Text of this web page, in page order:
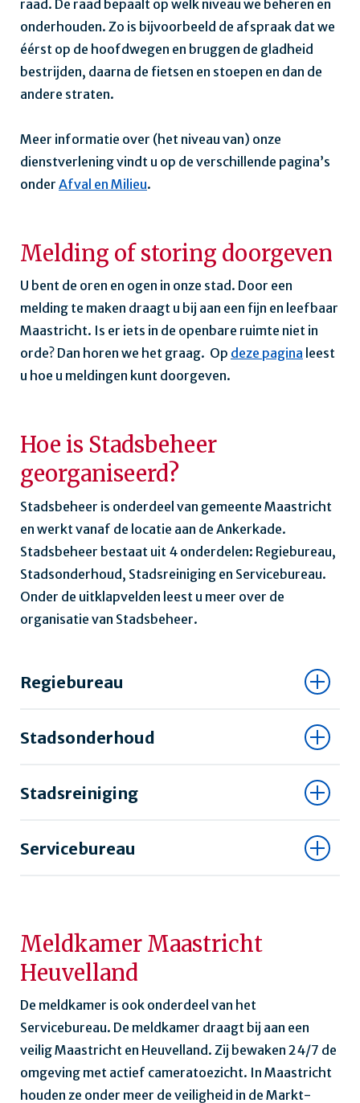
raad. De raad bepaalt op welk niveau we beheren en
onderhouden. Zo is bijvoorbeeld de afspraak dat we
éérst op de hoofdwegen en bruggen de gladheid
bestrijden, daarna de fietsen en stoepen en dan de
andere straten.
Meer informatie over (het niveau van) onze
dienstverlening vindt u op de verschillende pagina’s
onder Afval en Milieu.
Melding of storing doorgeven
U bent de oren en ogen in onze stad. Door een
melding te maken draagt u bij aan een fijn en leefbaar
Maastricht. Is er iets in de openbare ruimte niet in
orde? Dan horen we het graag. Op deze pagina leest
u hoe u meldingen kunt doorgeven.
Hoe is Stadsbeheer
georganiseerd?
Stadsbeheer is onderdeel van gemeente Maastricht
en werkt vanaf de locatie aan de Ankerkade.
Stadsbeheer bestaat uit 4 onderdelen: Regiebureau,
Stadsonderhoud, Stadsreiniging en Servicebureau.
Onder de uitklapvelden leest u meer over de
organisatie van Stadsbeheer.
Regiebureau
Stadsonderhoud
Stadsreiniging
Servicebureau
Meldkamer Maastricht
Heuvelland
De meldkamer is ook onderdeel van het
Servicebureau. De meldkamer draagt bij aan een
veilig Maastricht en Heuvelland. Zij bewaken 24/7 de
omgeving met actief cameratoezicht. In Maastricht
houden ze onder meer de veiligheid in de Markt-